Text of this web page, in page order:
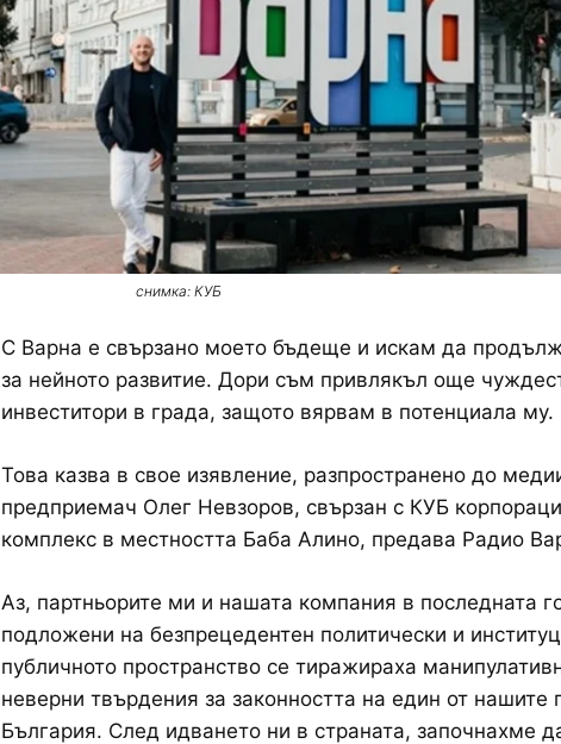
снимка: КУБ
С Варна е свързано моето бъдеще и искам да
за нейното развитие. Дори съм привлякъл още
инвеститори в града, защото вярвам в потенциала му.
Това казва в свое изявление, разпространено до
предприемач Олег Невзоров, свързан с КУБ
комплекс в местността Баба Алино, предава Радио
Аз, партньорите ми и нашата компания в последната
подложени на безпрецедентен политически и
публичното пространство се тиражираха
неверни твърдения за законността на един от нашите
България. След идването ни в страната, започнахме